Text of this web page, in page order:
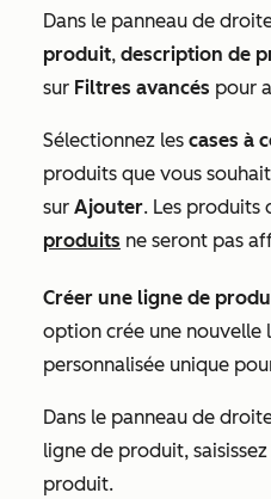
Dans le panneau de
produit, description de
sur Filtres avancés pour
Sélectionnez les cases à
produits que vous
sur Ajouter. Les produits
produits ne seront pas
Créer une ligne de
option crée une nouvelle
personnalisée unique
Dans le panneau de
ligne de produit,
produit.